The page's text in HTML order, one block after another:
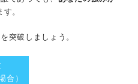
。
突破しましょう。
合）
ージに一貫性を持たせる
をアピールする